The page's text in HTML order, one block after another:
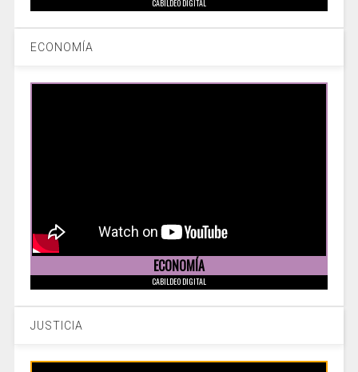
CABILDEO DIGITAL
ECONOMÍA
ECONOMÍA
CABILDEO DIGITAL
JUSTICIA